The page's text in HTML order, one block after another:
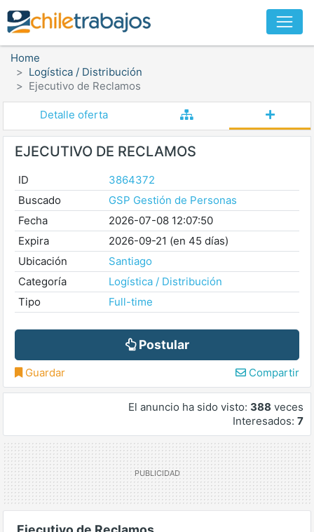
Home
Logística / Distribución
Ejecutivo de Reclamos
Detalle oferta
EJECUTIVO DE RECLAMOS
ID
3864372
Buscado
GSP Gestión de Personas
Fecha
2026-07-08 12:07:50
Expira
2026-09-21 (en 45 días)
Ubicación
Santiago
Categoría
Logística / Distribución
Tipo
Full-time
Postular
Guardar Compartir
El anuncio ha sido visto: 388 veces
Interesados: 7